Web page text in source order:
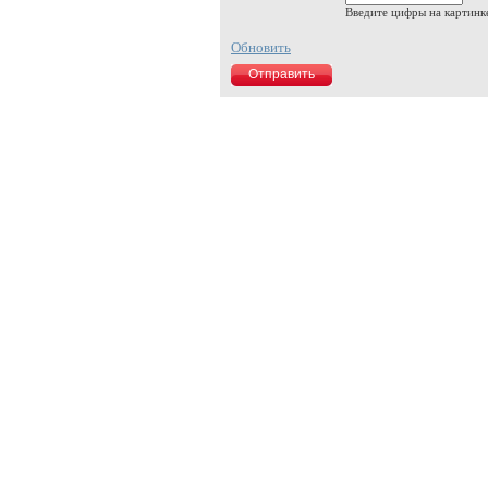
Введите цифры на
Обновить